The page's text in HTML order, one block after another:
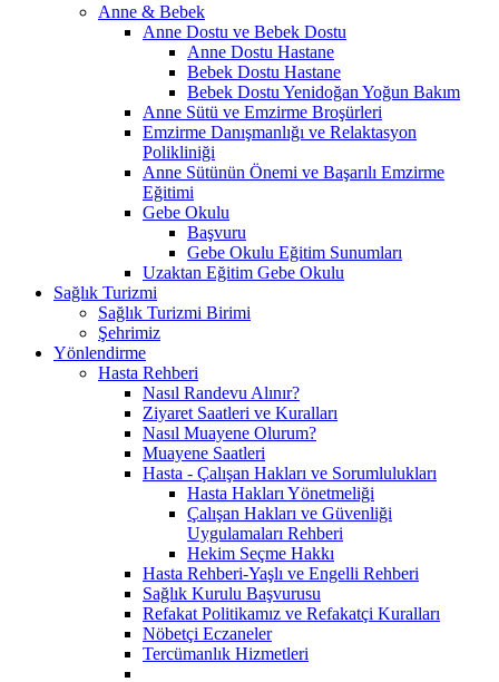
Anne & Bebek
Anne Dostu ve Bebek Dostu
Anne Dostu Hastane
Bebek Dostu Hastane
Bebek Dostu Yenidoğan Yoğun Bakım
Anne Sütü ve Emzirme Broşürleri
Emzirme Danışmanlığı ve Relaktasyon
Polikliniği
Anne Sütünün Önemi ve Başarılı Emzirme
Eğitimi
Gebe Okulu
Başvuru
Gebe Okulu Eğitim Sunumları
Uzaktan Eğitim Gebe Okulu
Sağlık Turizmi
Sağlık Turizmi Birimi
Şehrimiz
Yönlendirme
Hasta Rehberi
Nasıl Randevu Alınır?
Ziyaret Saatleri ve Kuralları
Nasıl Muayene Olurum?
Muayene Saatleri
Hasta - Çalışan Hakları ve Sorumlulukları
Hasta Hakları Yönetmeliği
Çalışan Hakları ve Güvenliği
Uygulamaları Rehberi
Hekim Seçme Hakkı
Hasta Rehberi-Yaşlı ve Engelli Rehberi
Sağlık Kurulu Başvurusu
Refakat Politikamız ve Refakatçi Kuralları
Nöbetçi Eczaneler
Tercümanlık Hizmetleri